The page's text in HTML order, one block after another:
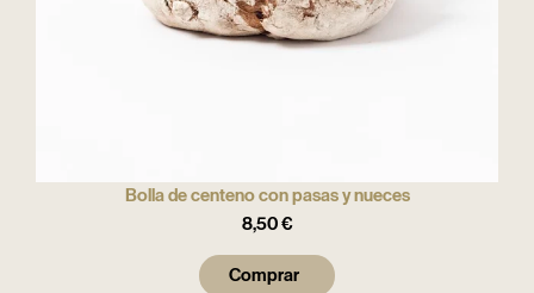
Bolla de centeno con pasas y nueces
8,50€
Comprar